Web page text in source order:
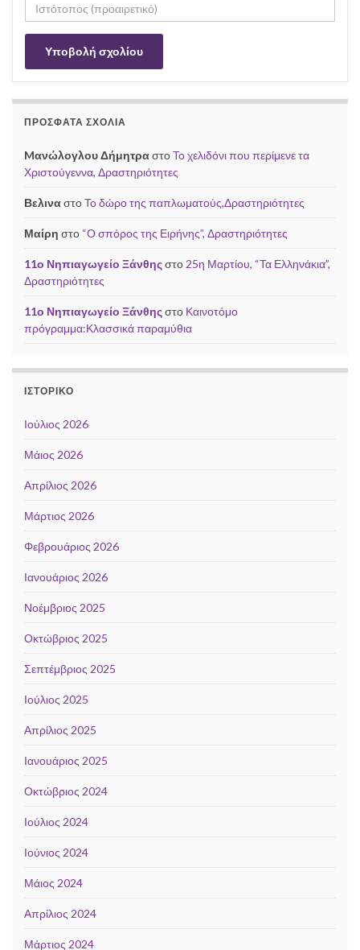
ΠΡΌΣΦΑΤΑ ΣΧΌΛΙΑ
Mανώλογλου ΔήμητραστοΤο χελιδόνι που περίμενε τα
Χριστούγεννα, Δραστηριότητες
ΒελιναστοΤο δώρο της παπλωματούς,Δραστηριότητες
Μαίρη στο “Ο σπόρος της Ειρήνης”, Δραστηριότητες
11ο Νηπιαγωγείο Ξάνθηςστο 25η Μαρτίου, “Τα Ελληνάκια”,
Δραστηριότητες
11ο Νηπιαγωγείο Ξάνθηςστο Καινοτόμο
πρόγραμμα:Κλασσικά παραμύθια
ΙΣΤΟΡΙΚΌ
Ιούλιος 2026
Μάιος 2026
Απρίλιος 2026
Μάρτιος 2026
Φεβρουάριος 2026
Ιανουάριος 2026
Νοέμβριος 2025
Οκτώβριος 2025
Σεπτέμβριος 2025
Ιούλιος 2025
Απρίλιος 2025
Ιανουάριος 2025
Οκτώβριος 2024
Ιούλιος 2024
Ιούνιος 2024
Μάιος 2024
Απρίλιος 2024
Μάρτιος 2024